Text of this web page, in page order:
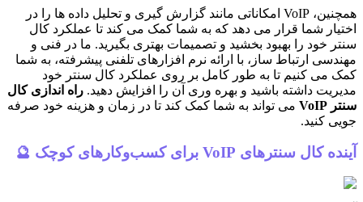
همچنین، VoIP امکاناتی مانند گزارش گیری و تحلیل داده ها را در
اختیار شما قرار می دهد که به شما کمک می کند تا عملکرد کال
سنتر خود را بهبود بخشید و تصمیمات بهتری بگیرید. ما در فنی و
مهندسی ارتباط ساز، با ارائه نرم افزارهای تلفنی پیشرفته، به شما
کمک می کنیم تا به طور کامل بر روی عملکرد کال سنتر خود
مدیریت داشته باشید و بهره وری آن را افزایش دهید. راه اندازی کال
سنتر VoIP
می تواند به شما کمک کند تا در زمان و هزینه خود صرفه
جویی کنید.
آینده کال سنترهای VoIP برای کسب‌وکارهای کوچک 🔮